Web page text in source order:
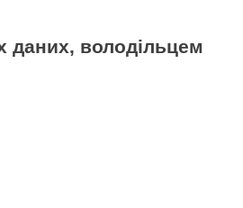
даних, володільцем